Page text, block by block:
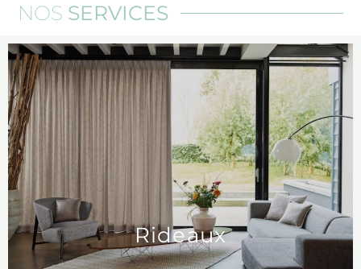
NOS SERVICES
Rideaux